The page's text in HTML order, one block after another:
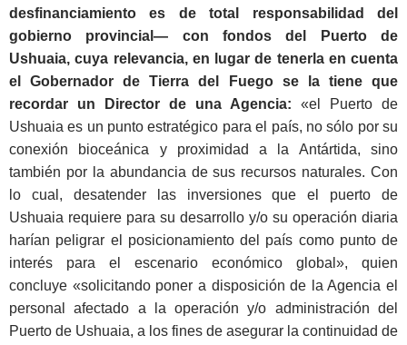
desfinanciamiento es de total responsabilidad del
gobierno provincial― con fondos del Puerto de
Ushuaia, cuya relevancia, en lugar de tenerla en cuenta
el Gobernador de Tierra del Fuego se la tiene que
recordar un Director de una Agencia: «el Puerto de
Ushuaia es un punto estratégico para el país, no sólo por su
conexión bioceánica y proximidad a la Antártida, sino
también por la abundancia de sus recursos naturales. Con
lo cual, desatender las inversiones que el puerto de
Ushuaia requiere para su desarrollo y/o su operación diaria
harían peligrar el posicionamiento del país como punto de
interés para el escenario económico global», quien
concluye «solicitando poner a disposición de la Agencia el
personal afectado a la operación y/o administración del
Puerto de Ushuaia, a los fines de asegurar la continuidad de